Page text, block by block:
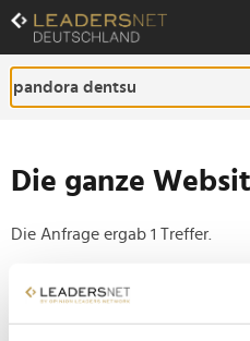
Zum
Inhalt
Zur
Fußzeilen-
Navigation
Die ganze
Die Anfrage ergab 1 Treffer.
Tipp